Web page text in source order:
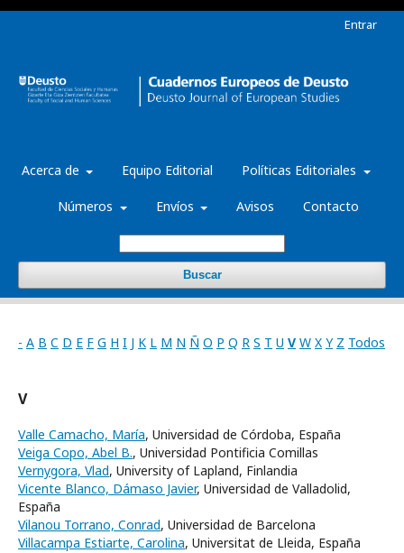
Acerca de Equipo Editorial Políticas Editoriales
Números Envíos Avisos Contacto
Buscar
Entrar
- A B C D E F G H I J K L M N Ñ O P Q R S T U V W X Y Z Todos
V
Valle Camacho, María, Universidad de Córdoba, España
Veiga Copo, Abel B., Universidad Pontificia Comillas
Vernygora, Vlad, University of Lapland, Finlandia
Vicente Blanco, Dámaso Javier, Universidad de Valladolid,
España
Vilanou Torrano, Conrad, Universidad de Barcelona
Villacampa Estiarte, Carolina, Universitat de Lleida, España